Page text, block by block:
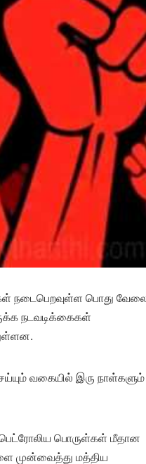
நடைபெறவுள்ள பொது
நடவடிக்கைகள்
வகையில் இரு நாள்களும்
பெட்ரோலிய பொருள்கள் மீதான
முன்வைத்து மத்திய